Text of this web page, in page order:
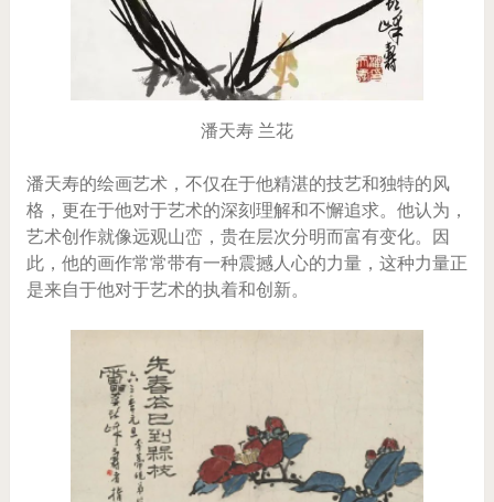
潘天寿 兰花
潘天寿的绘画艺术，不仅在于他精湛的技艺和独特的风
格，更在于他对于艺术的深刻理解和不懈追求。他认为，
艺术创作就像远观山峦，贵在层次分明而富有变化。因
此，他的画作常常带有一种震撼人心的力量，这种力量正
是来自于他对于艺术的执着和创新。